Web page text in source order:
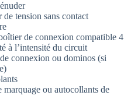
de tension sans contact
de connexion compatible 4
à l’intensité du circuit
connexion ou dominos (si
marquage ou autocollants de